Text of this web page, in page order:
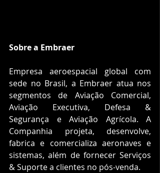
Sobre a Embraer
Empresa aeroespacial global com
sede no Brasil, a Embraer atua nos
segmentos de Aviação Comercial,
Aviação Executiva, Defesa &
Segurança e Aviação Agrícola. A
Companhia projeta, desenvolve,
fabrica e comercializa aeronaves e
sistemas, além de fornecer Serviços
& Suporte a clientes no pós-venda.